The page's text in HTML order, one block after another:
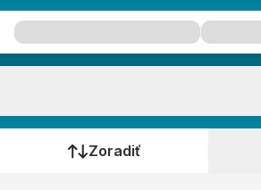
Kedy cestujete?
Zoradiť